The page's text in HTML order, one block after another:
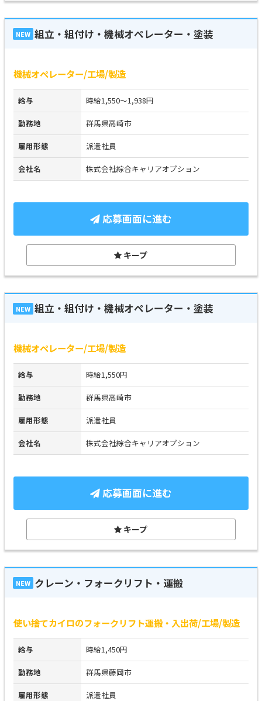
NEW 組立・組付け・機械オペレーター・塗装
機械オペレーター/工場/製造
給与 時給1,550～1,938円
勤務地 群馬県高崎市
雇用形態 派遣社員
会社名 株式会社綜合キャリアオプション
応募画面に進む
キープ
NEW 組立・組付け・機械オペレーター・塗装
機械オペレーター/工場/製造
給与 時給1,550円
勤務地 群馬県高崎市
雇用形態 派遣社員
会社名 株式会社綜合キャリアオプション
応募画面に進む
キープ
NEW クレーン・フォークリフト・運搬
使い捨てカイロのフォークリフト運搬・入出荷/工場/製造
給与 時給1,450円
勤務地 群馬県藤岡市
雇用形態 派遣社員